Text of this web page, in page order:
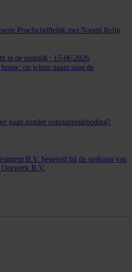
Proefschriftelijk met Naomi Reijn
in de praktijk ⸱ 15-06-2026
op wiens naam staat de
gaan zonder concurrentiebeding?
B.V. begeleid bij de verkoop van
Oorwerk B.V.